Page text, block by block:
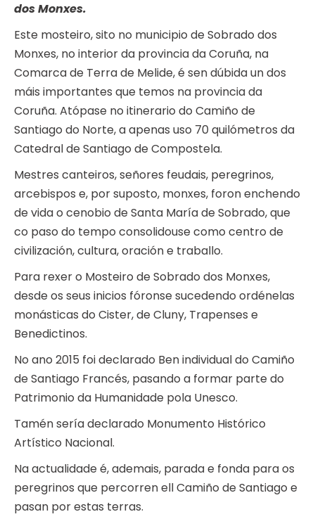
dos Monxes.
Este mosteiro, sito no municipio de Sobrado dos
Monxes, no interior da provincia da Coruña, na
Comarca de Terra de Melide, é sen dúbida un dos
máis importantes que temos na provincia da
Coruña. Atópase no itinerario do Camiño de
Santiago do Norte, a apenas uso 70 quilómetros da
Catedral de Santiago de Compostela.
Mestres canteiros, señores feudais, peregrinos,
arcebispos e, por suposto, monxes, foron enchendo
de vida o cenobio de Santa María de Sobrado, que
co paso do tempo consolidouse como centro de
civilización, cultura, oración e traballo.
Para rexer o Mosteiro de Sobrado dos Monxes,
desde os seus inicios fóronse sucedendo ordénelas
monásticas do Cister, de Cluny, Trapenses e
Benedictinos.
No ano 2015 foi declarado Ben individual do Camiño
de Santiago Francés, pasando a formar parte do
Patrimonio da Humanidade pola Unesco.
Tamén sería declarado Monumento Histórico
Artístico Nacional.
Na actualidade é, ademais, parada e fonda para os
peregrinos que percorren ell Camiño de Santiago e
pasan por estas terras.